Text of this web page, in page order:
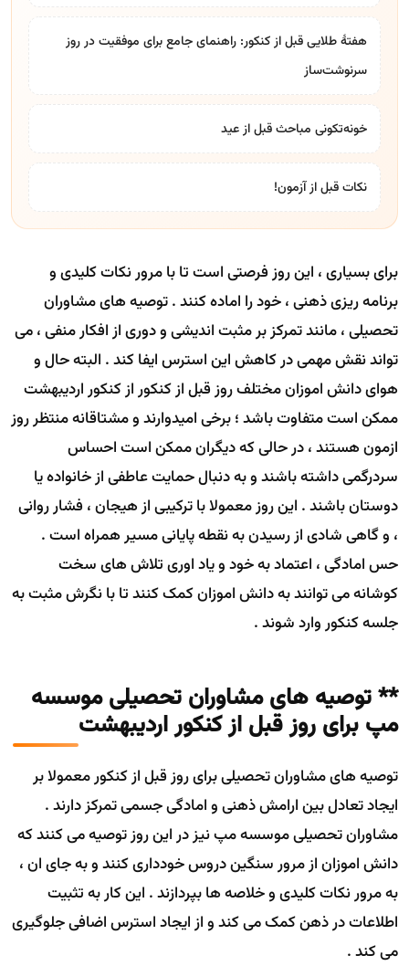
هفتۀ طلایی قبل از کنکور: راهنمای جامع برای موفقیت در روز
سرنوشت‌ساز
خونه‌تکونی مباحث قبل از عید
نکات قبل از آزمون!
برای بسیاری ، این روز فرصتی است تا با مرور نکات کلیدی و
برنامه ریزی ذهنی ، خود را اماده کنند . توصیه های مشاوران
تحصیلی ، مانند تمرکز بر مثبت اندیشی و دوری از افکار منفی ، می
تواند نقش مهمی در کاهش این استرس ایفا کند . البته حال و
هوای دانش اموزان مختلف روز قبل از کنکور از کنکور اردیبهشت
ممکن است متفاوت باشد ؛ برخی امیدوارند و مشتاقانه منتظر روز
ازمون هستند ، در حالی که دیگران ممکن است احساس
سردرگمی داشته باشند و به دنبال حمایت عاطفی از خانواده یا
دوستان باشند . این روز معمولا با ترکیبی از هیجان ، فشار روانی
، و گاهی شادی از رسیدن به نقطه پایانی مسیر همراه است .
حس امادگی ، اعتماد به خود و یاد اوری تلاش های سخت
کوشانه می توانند به دانش اموزان کمک کنند تا با نگرش مثبت به
جلسه کنکور وارد شوند .
** توصیه های مشاوران تحصیلی موسسه
مپ برای روز قبل از کنکور اردیبهشت
توصیه های مشاوران تحصیلی برای روز قبل از کنکور معمولا بر
ایجاد تعادل بین ارامش ذهنی و امادگی جسمی تمرکز دارند .
مشاوران تحصیلی موسسه مپ نیز در این روز توصیه می کنند که
دانش اموزان از مرور سنگین دروس خودداری کنند و به جای ان ،
به مرور نکات کلیدی و خلاصه ها بپردازند . این کار به تثبیت
اطلاعات در ذهن کمک می کند و از ایجاد استرس اضافی جلوگیری
می کند .